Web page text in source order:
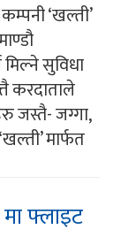
‘खल्ती’
सुविधा
करदाताले
जस्तै- जग्गा,
मार्फत
फ्लाइट